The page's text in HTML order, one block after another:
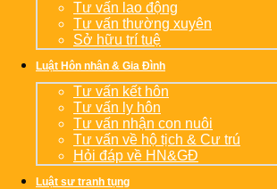
Tư vấn lao động
Tư vấn thường xuyên
Sở hữu trí tuệ
Luật Hôn nhân & Gia Đình
Tư vấn kết hôn
Tư vấn ly hôn
Tư vấn nhận con nuôi
Tư vấn về hộ tịch & Cư trú
Hỏi đáp về HN&GĐ
Luật sư tranh tụng